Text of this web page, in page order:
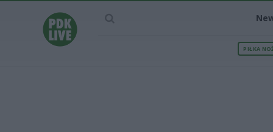
PIŁKA